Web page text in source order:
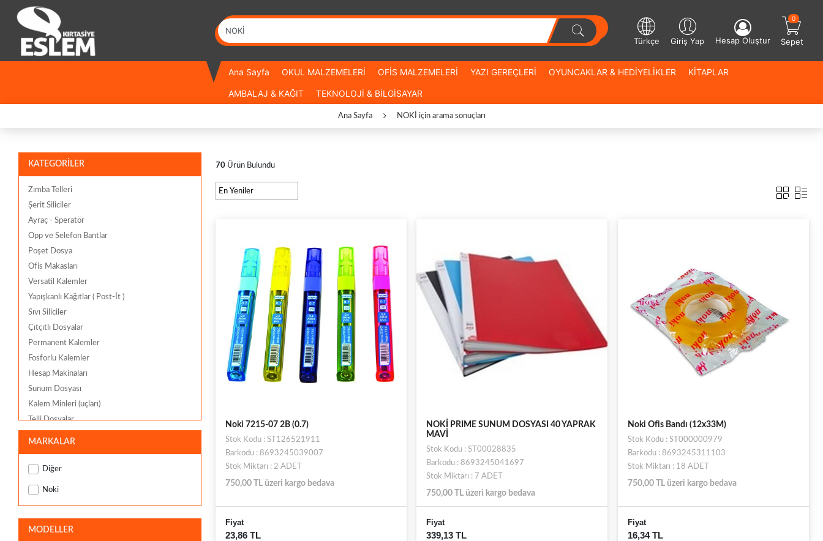
Sepet
0
Türkçe Giriş Yap Hesap Oluştur
Ana Sayfa OKUL MALZEMELERİ OFİS MALZEMELERİ YAZI GEREÇLERİ OYUNCAKLAR & HEDİYELİKLER KİTAPLAR
AMBALAJ & KAĞIT TEKNOLOJİ & BİLGİSAYAR
Ana Sayfa NOKİ için arama sonuçları
KATEGORİLER
Zımba Telleri
Şerit Siliciler
Ayraç - Speratör
Opp ve Selefon Bantlar
Poşet Dosya
Ofis Makasları
Versatil Kalemler
Yapışkanlı Kağıtlar ( Post-İt )
Sıvı Siliciler
Çıtçıtlı Dosyalar
Permanent Kalemler
Fosforlu Kalemler
Hesap Makinaları
Sunum Dosyası
Kalem Minleri (uçları)
Telli Dosyalar
Not Kağıtları
MARKALAR
Diğer
Noki
MODELLER
70Ürün Bulundu
Noki 7215-07 2B (0.7)
Stok Kodu : ST126521911
Barkodu : 8693245039007
Stok Miktarı : 2 ADET
750,00 TL üzeri kargo bedava
Fiyat
23,86 TL
NOKİ PRIME SUNUM DOSYASI 40 YAPRAK
MAVİ
Stok Kodu : ST00028835
Barkodu : 8693245041697
Stok Miktarı : 7 ADET
750,00 TL üzeri kargo bedava
Fiyat
339,13 TL
Noki Ofis Bandı (12x33M)
Stok Kodu : ST000000979
Barkodu : 8693245311103
Stok Miktarı : 18 ADET
750,00 TL üzeri kargo bedava
Fiyat
16,34 TL